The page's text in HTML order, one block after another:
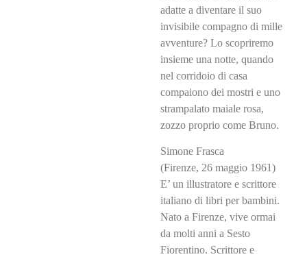
adatte a diventare il suo
invisibile compagno di mille
avventure? Lo scopriremo
insieme una notte, quando
nel corridoio di casa
compaiono dei mostri e uno
strampalato maiale rosa,
zozzo proprio come Bruno.
Simone Frasca
(Firenze, 26 maggio 1961)
E’ un illustratore e scrittore
italiano di libri per bambini.
Nato a Firenze, vive ormai
da molti anni a Sesto
Fiorentino. Scrittore e